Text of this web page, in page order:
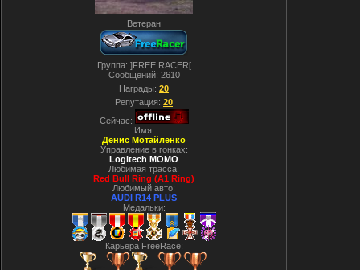
Ветеран
Группа: ]FREE RACER[
Сообщений: 2610
Награды: 20
Репутация: 20
Сейчас:
Имя:
Денис Мотайленко
Управление в гонках:
Logitech MOMO
Любимая трасса:
Red Bull Ring (A1 Ring)
Любимый авто:
AUDI R14 PLUS
Медальки:
Карьера FreeRace: